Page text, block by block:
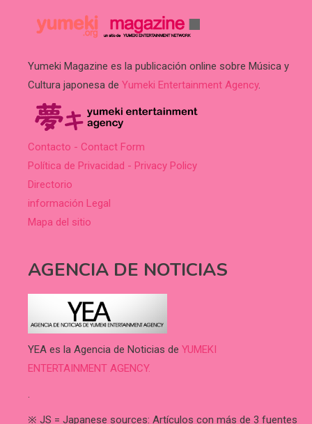
Yumeki Magazine es la publicación online sobre Música y
Cultura japonesa de Yumeki Entertainment Agency.
Contacto - Contact Form
Política de Privacidad - Privacy Policy
Directorio
información Legal
Mapa del sitio
AGENCIA DE NOTICIAS
YEA es la Agencia de Noticias de YUMEKI
ENTERTAINMENT AGENCY.
.
※ JS = Japanese sources: Artículos con más de 3 fuentes